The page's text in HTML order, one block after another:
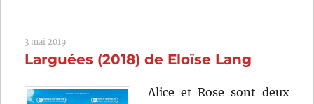
3 mai 2019
Larguées (2018) de Eloïse Lang
Alice et Rose sont deux